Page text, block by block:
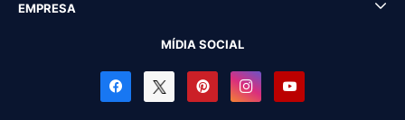
EMPRESA
MÍDIA SOCIAL